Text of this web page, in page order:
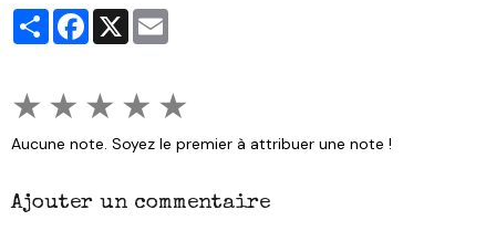
PartagerFacebook
X
★ ★ ★ ★ ★
Aucune note. Soyez le premier à attribuer une note !
Ajouter un commentaire